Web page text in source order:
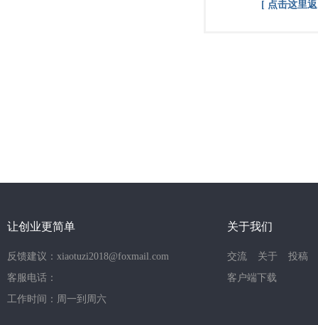
[ 点击这里
让创业更简单
反馈建议：xiaotuzi2018@foxmail.com
客服电话：
工作时间：周一到周六
关于我们
交流 关于
投稿
客户端下载